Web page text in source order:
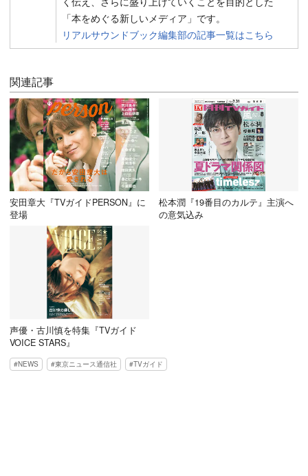
「本をめぐる新しいメディア」です。
リアルサウンドブック編集部の記事一覧はこちら
関連記事
安田章大『TVガイドPERSON』に
登場
松本潤『19番目のカルテ』主演へ
の意気込み
声優・古川慎を特集『TVガイド
VOICE STARS』
NEWS 東京ニュース通信社 TVガイド